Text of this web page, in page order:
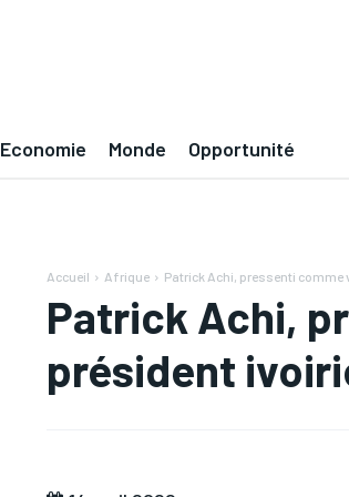
Economie Monde Opportunité
Accueil Afrique Patrick Achi, pressenti comme
Patrick Achi,
président